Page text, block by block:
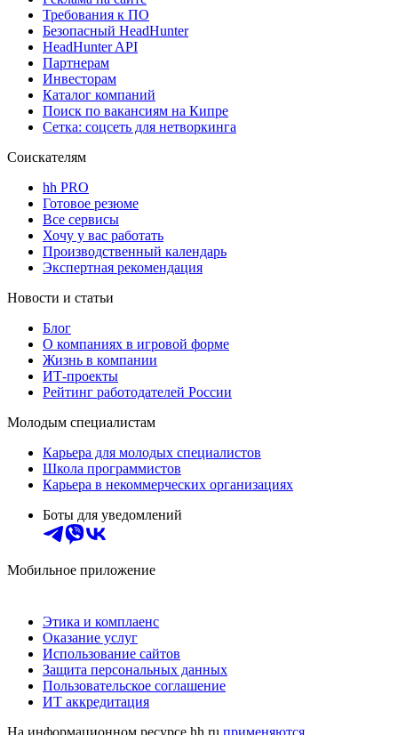
Требования к ПО
Безопасный HeadHunter
HeadHunter API
Партнерам
Инвесторам
Каталог компаний
Поиск по вакансиям на Кипре
Сетка: соцсеть для нетворкинга
Соискателям
hh PRO
Готовое резюме
Все сервисы
Хочу у вас работать
Производственный календарь
Экспертная рекомендация
Новости и статьи
Блог
О компаниях в игровой форме
Жизнь в компании
ИТ-проекты
Рейтинг работодателей России
Молодым специалистам
Карьера для молодых специалистов
Школа программистов
Карьера в некоммерческих организациях
Боты для уведомлений
Мобильное приложение
Этика и комплаенс
Оказание услуг
Использование сайтов
Защита персональных данных
Пользовательское соглашение
ИТ аккредитация
На информационном ресурсе hh.ru применяются